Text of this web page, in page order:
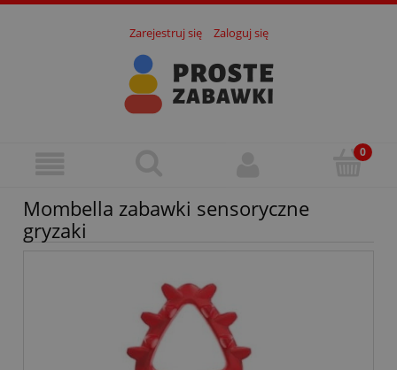
Zarejestruj się Zaloguj się
Mombella zabawki sensoryczne
gryzaki